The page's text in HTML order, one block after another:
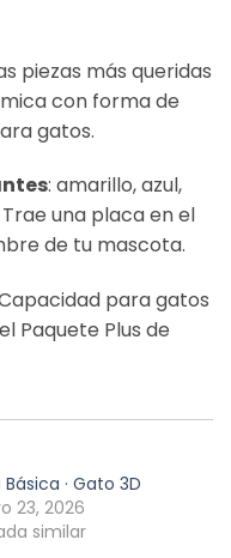
piezas más queridas
con forma de
gatos.
: amarillo, azul,
una placa en el
de tu mascota.
para gatos
Paquete Plus de
Básica · Gato 3D
23, 2026
similar